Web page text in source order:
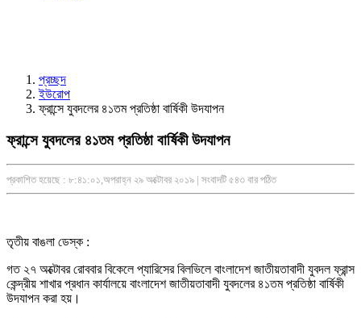
প্রচ্ছদ
ইউরোপ
ফ্রান্সে যুবদলের ৪১তম প্রতিষ্ঠা বার্ষিকী উদযাপন
ফ্রান্সে যুবদলের ৪১তম প্রতিষ্ঠা বার্ষিকী উদযাপন
প্রকাশিত হয়েছে : ৮:৪১:০১,অপরাহ্ন ২৯ অক্টোবর ২০১৯ | সংবাদটি ৫৪৩ বার পঠিত
তৃতীয় বাঙলা ডেস্ক :
গত ২৭ অক্টোবর রোববার বিকেলে প্যারিসের বিলভিলে বাংলাদেশ জাতীয়তাবাদী যুবদল ফ্রান্স
কেন্দ্রীয় শাখার প্রধান কার্যালয়ে বাংলাদেশ জাতীয়তাবাদী যুবদলের ৪১তম প্রতিষ্ঠা বার্ষিকী
উদযাপন করা হয়।